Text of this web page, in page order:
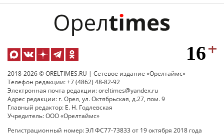
2018-2026 © ORELTIMES.RU | Сетевое издание «Орелтаймс»
Телефон редакции: +7 (4862) 48-82-92
Электронная почта редакции: oreltimes@yandex.ru
Адрес редакции: г. Орел, ул. Октябрьская, д.27, пом. 9
Главный редактор: Е. Н. Годлевская
Учредитель: ООО «Орелтаймс»
Регистрационный номер: ЭЛ ФС77-73833 от 19 октября 2018 года